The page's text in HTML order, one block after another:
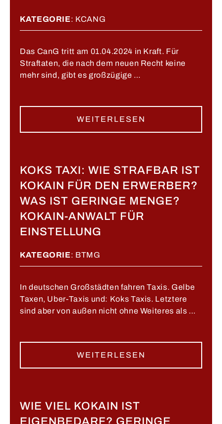
KATEGORIE: KCANG
Das CanG tritt am 01.04.2024 in Kraft. Für
Straftaten, die nach dem neuen Recht keine
mehr sind, gibt es großzügige …
WEITERLESEN
KOKS TAXI: WIE STRAFBAR IST
KOKAIN FÜR DEN ERWERBER?
WAS IST GERINGE MENGE?
KOKAIN-ANWALT FÜR
EINSTELLUNG
KATEGORIE: BTMG
In deutschen Großstädten fahren Taxis. Gelbe
Taxen, Uber-Taxis und: Koks Taxis. Letztere
sind aber von außen nicht ohne Weiteres als …
WEITERLESEN
WIE VIEL KOKAIN IST
EIGENBEDARF? GERINGE